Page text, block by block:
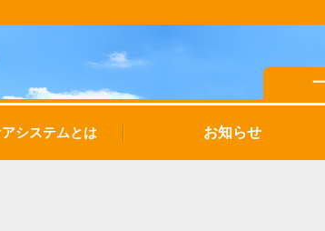
システムとは お知らせ